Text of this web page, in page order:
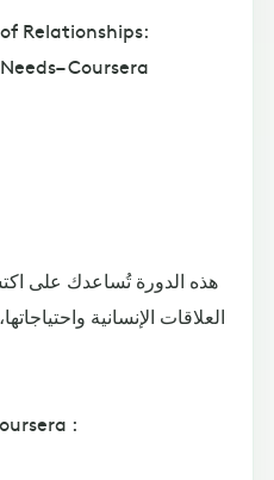
Relationships:
Coursera
هذه الدورة تُساعدك على
العلاقات الإنسانية
: